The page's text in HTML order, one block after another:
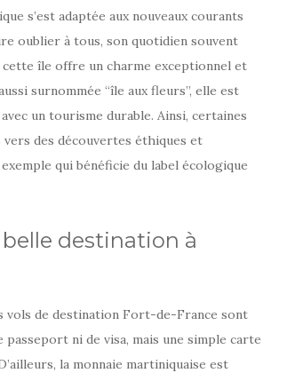
s’est adaptée aux nouveaux courants
oublier à tous, son quotidien souvent
cette île offre un charme exceptionnel et
surnommée “île aux fleurs”, elle est
un tourisme durable. Ainsi, certaines
des découvertes éthiques et
qui bénéficie du label écologique
destination à
vols de destination Fort-de-France sont
ni de visa, mais une simple carte
la monnaie martiniquaise est